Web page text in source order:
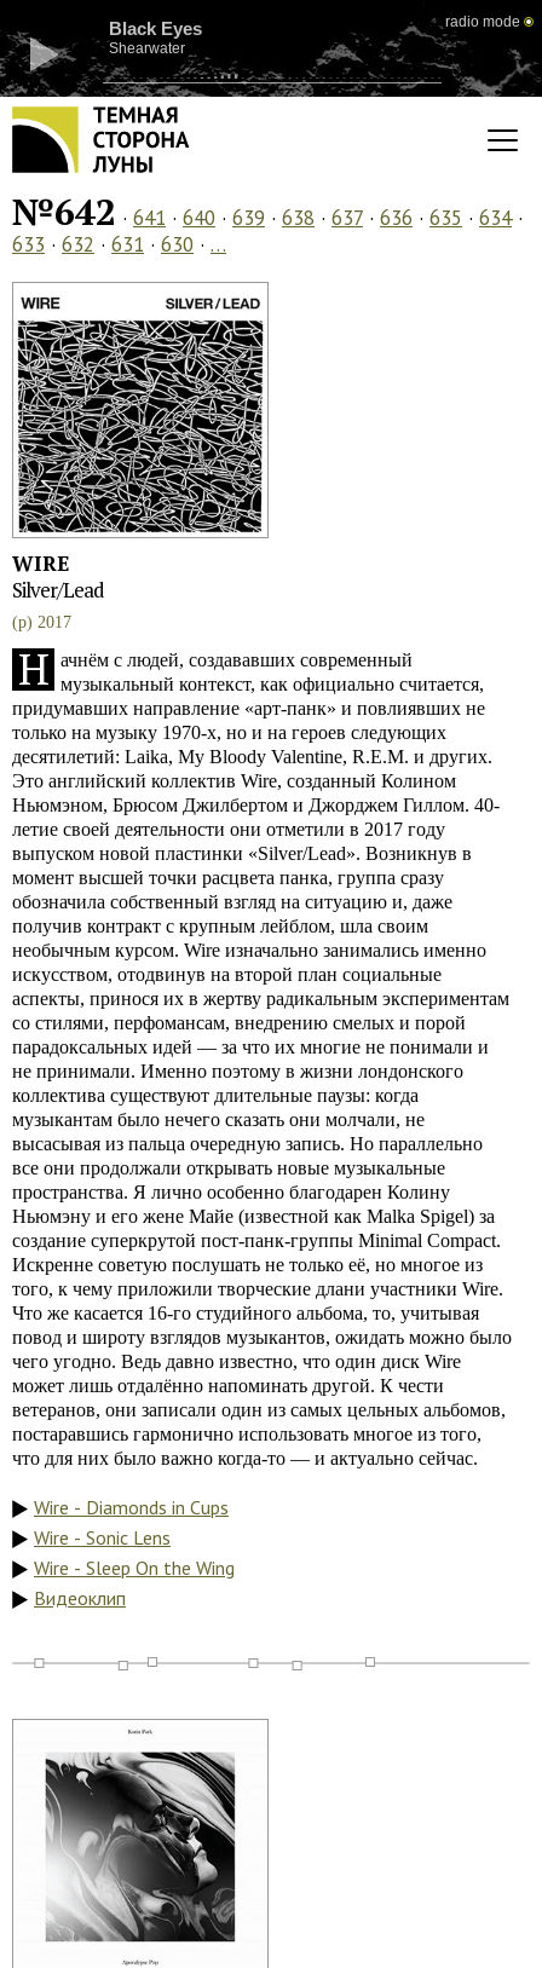
Black Eyes
Shearwater
radio mode
№642 · 641 · 640 · 639 · 638 · 637 · 636 · 635 · 634·
633 · 632 · 631 · 630 · …
WIRE
Silver/Lead
(p) 2017
Н ачнём с людей, создававших современный
музыкальный контекст, как официально считается,
придумавших направление «арт-панк» и повлиявших не
только на музыку 1970-х, но и на героев следующих
десятилетий: Laika, My Bloody Valentine, R.E.M. и других.
Это английский коллектив Wire, созданный Колином
Ньюмэном, Брюсом Джилбертом и Джорджем Гиллом. 40-
летие своей деятельности они отметили в 2017 году
выпуском новой пластинки «Silver/Lead». Возникнув в
момент высшей точки расцвета панка, группа сразу
обозначила собственный взгляд на ситуацию и, даже
получив контракт с крупным лейблом, шла своим
необычным курсом. Wire изначально занимались именно
искусством, отодвинув на второй план социальные
аспекты, принося их в жертву радикальным экспериментам
со стилями, перфомансам, внедрению смелых и порой
парадоксальных идей — за что их многие не понимали и
не принимали. Именно поэтому в жизни лондонского
коллектива существуют длительные паузы: когда
музыкантам было нечего сказать они молчали, не
высасывая из пальца очередную запись. Но параллельно
все они продолжали открывать новые музыкальные
пространства. Я лично особенно благодарен Колину
Ньюмэну и его жене Майе (известной как Malka Spigel) за
создание суперкрутой пост-панк-группы Minimal Compact.
Искренне советую послушать не только её, но многое из
того, к чему приложили творческие длани участники Wire.
Что же касается 16-го студийного альбома, то, учитывая
повод и широту взглядов музыкантов, ожидать можно было
чего угодно. Ведь давно известно, что один диск Wire
может лишь отдалённо напоминать другой. К чести
ветеранов, они записали один из самых цельных альбомов,
постаравшись гармонично использовать многое из того,
что для них было важно когда-то — и актуально сейчас.
Wire - Diamonds in Cups
Wire - Sonic Lens
Wire - Sleep On the Wing
Видеоклип